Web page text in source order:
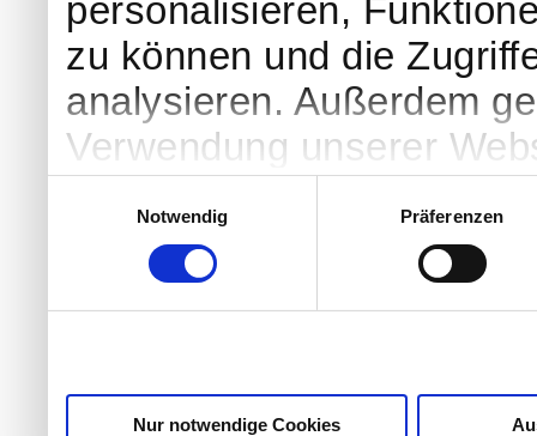
personalisieren,
zu können und die
analysieren. Außerdem
Verwendung unserer
Partner führen diese
weiteren Daten
Notwendig
Präferenzen
Nur notwendige Cookies